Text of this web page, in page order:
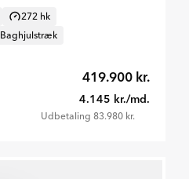
272 hk
Baghjulstræk
419.900 kr.
4.145 kr./md.
Udbetaling 83.980 kr.